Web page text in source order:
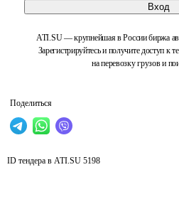
Вход
ATI.SU — крупнейшая в России биржа
Зарегистрируйтесь и получите доступ к
на перевозку грузов и
Поделиться
ID тендера в ATI.SU 5198